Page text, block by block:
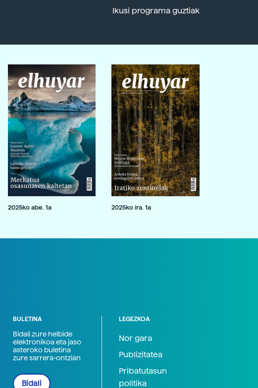
Ikusi programa guztiak
2025ko abe. 1a 2025ko ira. 1a
BULETINA
Bidali zure helbide
elektronikoa eta jaso
asteroko buletina
zure sarrera-ontzian
Bidali
LEGEZKOA
Nor gara
Publizitatea
Pribatutasun
politika